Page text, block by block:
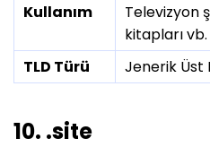
Kullanım
Televizyon
kitapları vb.
TLD Türü
Jenerik Üst
10. .site